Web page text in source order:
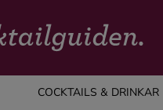
COCKTAILS & DRINKAR
& DRINKAR